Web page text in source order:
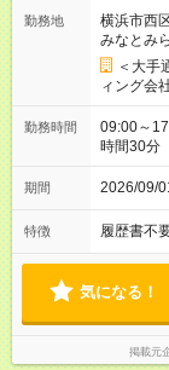
勤務地
横浜市西
みなとみ
＜大手
ィング会
勤務時間
09:00～
時間30分
間) ※9:00
す！）
期間 2026/09/
特徴 履歴書不
気になる！
掲載元